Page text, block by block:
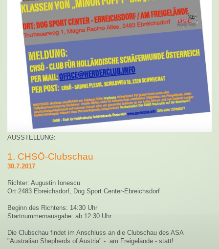
AUSSTELLUNG:
1. CHSÖ-Clubschau
30.7.2017
Richter: Augustin Ionescu
Ort:2483 Ebreichsdorf, Dog Sport Center-Ebreichsdorf
Beginn des Richtens: 14:30 Uhr
Startnummernausgabe: ab 12:30 Uhr
Die Clubschau findet im Anschluss an die Clubschau des ASA
"Australian Shepherds of Austria" - am Freigelände - statt!